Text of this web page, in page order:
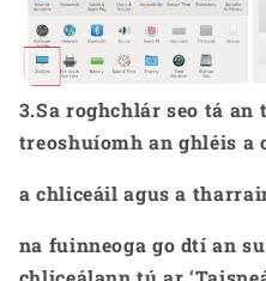
3.Sa roghchlár seo tá
treoshuíomh an ghléis a
a chliceáil agus a
na fuinneoga go dtí an